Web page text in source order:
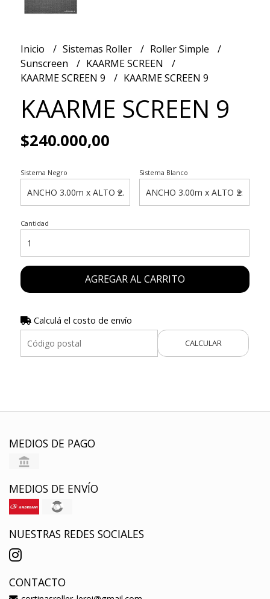
Inicio Sistemas Roller
Roller Simple
Sunscreen
KAARME SCREEN
KAARME SCREEN 9
KAARME SCREEN 9
KAARME SCREEN 9
$240.000,00
Sistema Negro Sistema Blanco
Cantidad
AGREGAR AL CARRITO
Calculá el costo de envío
CALCULAR
MEDIOS DE PAGO
MEDIOS DE ENVÍO
NUESTRAS REDES SOCIALES
CONTACTO